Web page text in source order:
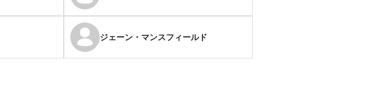
ジェーン・マンスフィールド